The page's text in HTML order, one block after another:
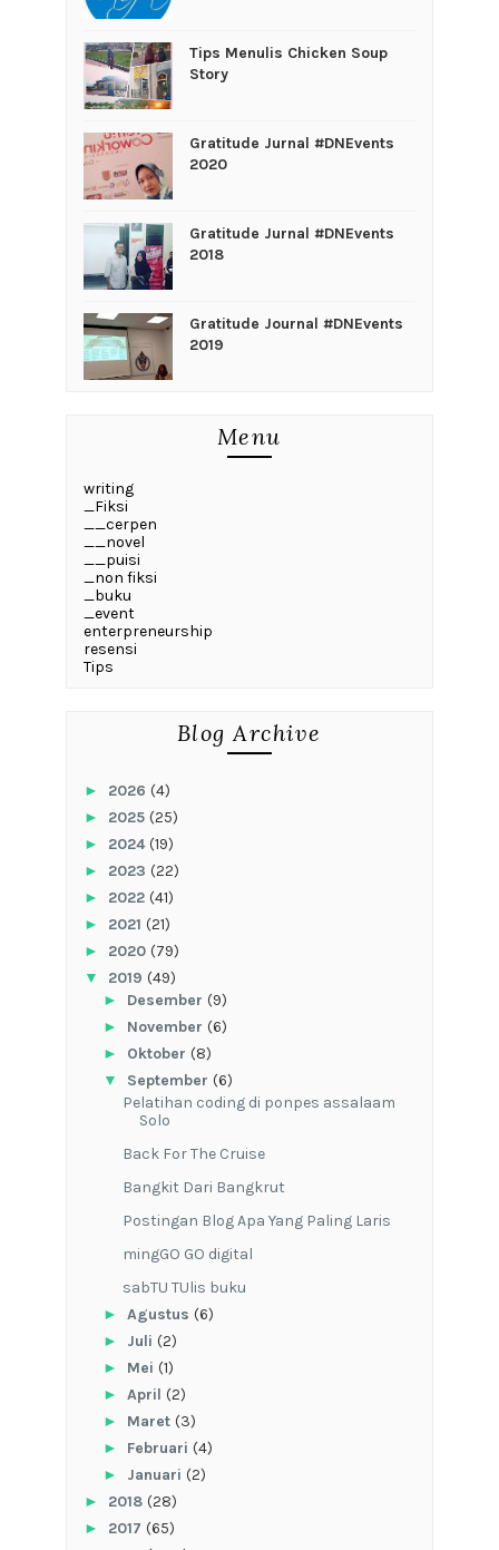
Tips Menulis Chicken Soup
Story
Gratitude Jurnal #DNEvents
2020
Gratitude Jurnal #DNEvents
2018
Gratitude Journal #DNEvents
2019
Menu
writing
_Fiksi
__cerpen
__novel
__puisi
_non fiksi
_buku
_event
enterpreneurship
resensi
Tips
Blog Archive
► 2026 (4)
► 2025 (25)
► 2024(19)
► 2023 (22)
► 2022 (41)
► 2021 (21)
► 2020 (79)
▼ 2019 (49)
► Desember (9)
► November (6)
► Oktober (8)
▼ September (6)
Pelatihan coding di ponpes assalaam
Solo
Back For The Cruise
Bangkit Dari Bangkrut
Postingan Blog Apa Yang Paling Laris
mingGO GO digital
sabTU TUlis buku
► Agustus (6)
► Juli (2)
► Mei (1)
► April (2)
► Maret (3)
► Februari (4)
► Januari (2)
► 2018 (28)
► 2017 (65)